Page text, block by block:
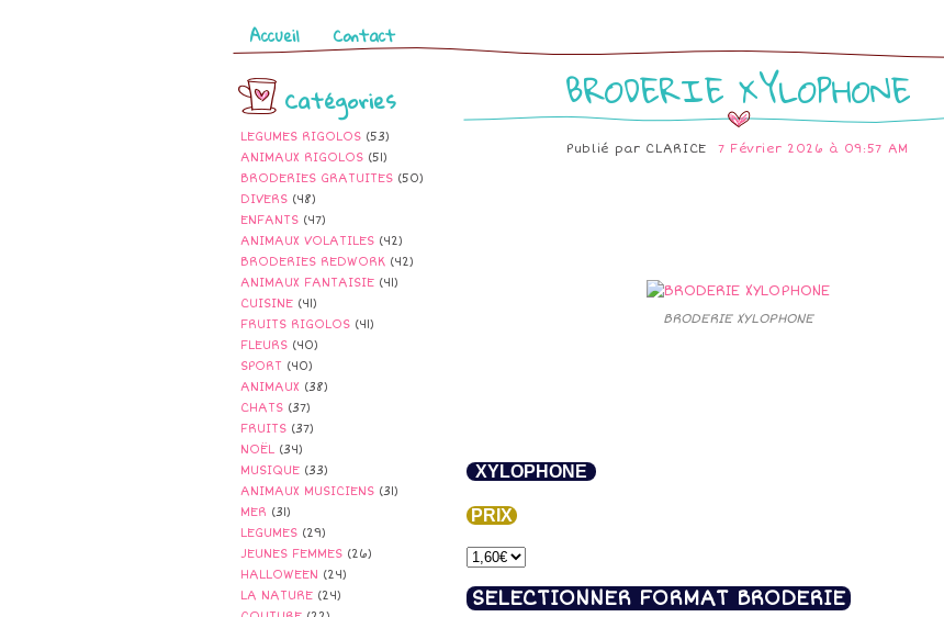
Pages
Accueil Contact
Catégories
LEGUMES RIGOLOS (53)
ANIMAUX RIGOLOS (51)
BRODERIES GRATUITES (50)
DIVERS (48)
ENFANTS (47)
ANIMAUX VOLATILES (42)
BRODERIES REDWORK (42)
ANIMAUX FANTAISIE (41)
CUISINE (41)
FRUITS RIGOLOS (41)
FLEURS (40)
SPORT (40)
ANIMAUX (38)
CHATS (37)
FRUITS (37)
NOËL (34)
MUSIQUE (33)
ANIMAUX MUSICIENS (31)
MER (31)
LEGUMES (29)
JEUNES FEMMES (26)
HALLOWEEN (24)
LA NATURE (24)
BRODERIE XYLOPHONE
Publié par CLARICE 7 Février 2026 à 09:57 AM
BRODERIE XYLOPHONE
XYLOPHONE
PRIX
SELECTIONNER FORMAT BRODERIE